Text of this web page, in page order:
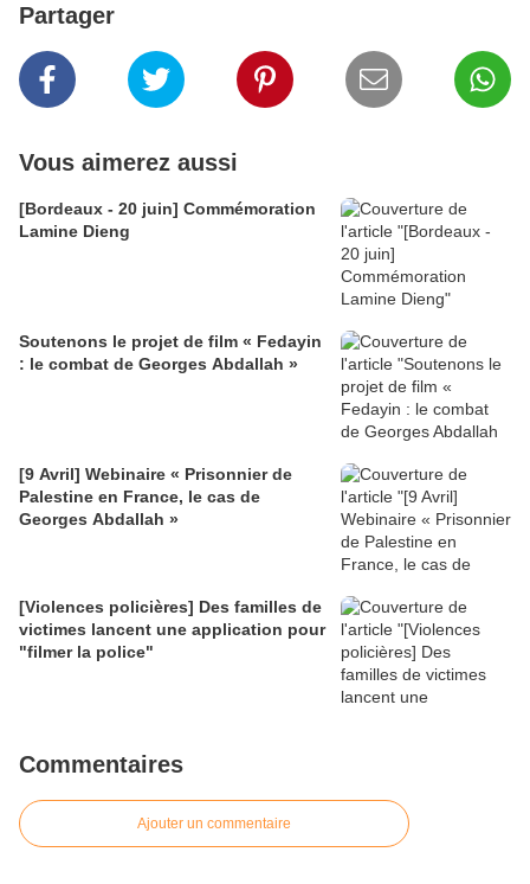
Partager
Vous aimerez aussi
[Bordeaux - 20 juin] Commémoration
Lamine Dieng
Soutenons le projet de film « Fedayin
: le combat de Georges Abdallah »
[9 Avril] Webinaire « Prisonnier de
Palestine en France, le cas de
Georges Abdallah »
[Violences policières] Des familles de
victimes lancent une application pour
"filmer la police"
Commentaires
Ajouter un commentaire